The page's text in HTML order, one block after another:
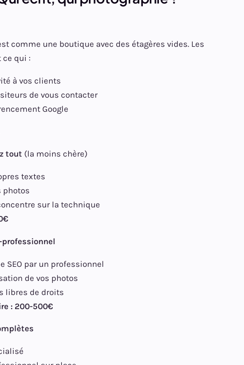
comme une boutique avec des étagères vides. Les
ce qui :
à vos clients
de vous contacter
Google
tout (la moins chère)
textes
photos
sur la technique
SEO par un professionnel
de vos photos
libres de droits
: 200-500€